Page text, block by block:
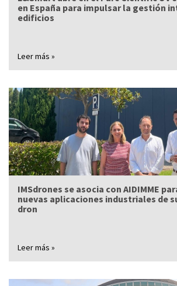
en España para impulsar la gestión
edificios
Leer más »
IMSdrones se asocia con AIDIMME
nuevas aplicaciones industriales de
dron
Leer más »